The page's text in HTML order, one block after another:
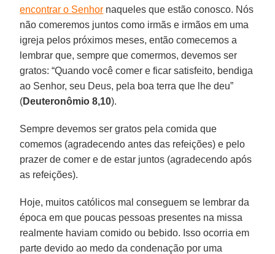
encontrar o Senhor naqueles que estão conosco. Nós
não comeremos juntos como irmãs e irmãos em uma
igreja pelos próximos meses, então comecemos a
lembrar que, sempre que comermos, devemos ser
gratos: “Quando você comer e ficar satisfeito, bendiga
ao Senhor, seu Deus, pela boa terra que lhe deu”
(Deuteronômio 8,10).
Sempre devemos ser gratos pela comida que
comemos (agradecendo antes das refeições) e pelo
prazer de comer e de estar juntos (agradecendo após
as refeições).
Hoje, muitos católicos mal conseguem se lembrar da
época em que poucas pessoas presentes na missa
realmente haviam comido ou bebido. Isso ocorria em
parte devido ao medo da condenação por uma